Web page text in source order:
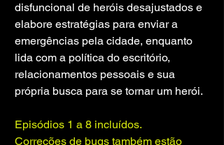
disfuncional de heróis desajustados e
elabore estratégias para enviar a
emergências pela cidade, enquanto
lida com a política do escritório,
relacionamentos pessoais e sua
própria busca para se tornar um herói.
Episódios 1 a 8 incluídos.
Correções de bugs também estão